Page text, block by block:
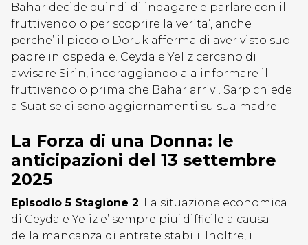
Bahar decide quindi di indagare e parlare con il
fruttivendolo per scoprire la verita’, anche
perche’ il piccolo Doruk afferma di aver visto suo
padre in ospedale. Ceyda e Yeliz cercano di
avvisare Sirin, incoraggiandola a informare il
fruttivendolo prima che Bahar arrivi. Sarp chiede
a Suat se ci sono aggiornamenti su sua madre.
La Forza di una Donna: le
anticipazioni del 13 settembre
2025
Episodio 5 Stagione 2. La situazione economica
di Ceyda e Yeliz e’ sempre piu’ difficile a causa
della mancanza di entrate stabili. Inoltre, il